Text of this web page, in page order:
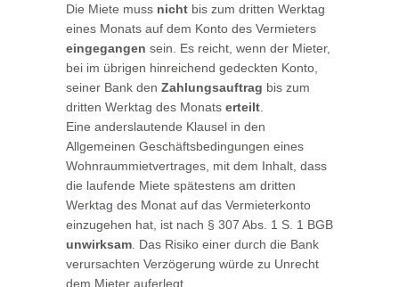
Die Miete muss nicht bis zum dritten Werktag
eines Monats auf dem Konto des Vermieters
eingegangen sein. Es reicht, wenn der Mieter,
bei im übrigen hinreichend gedeckten Konto,
seiner Bank den Zahlungsauftrag bis zum
dritten Werktag des Monats erteilt.
Eine anderslautende Klausel in den
Allgemeinen Geschäftsbedingungen eines
Wohnraummietvertrages, mit dem Inhalt, dass
die laufende Miete spätestens am dritten
Werktag des Monat auf das Vermieterkonto
einzugehen hat, ist nach § 307 Abs. 1 S. 1 BGB
unwirksam. Das Risiko einer durch die Bank
verursachten Verzögerung würde zu Unrecht
dem Mieter auferlegt.